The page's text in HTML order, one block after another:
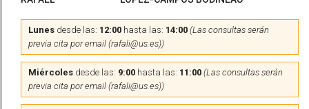
Lunes desde las: 12:00 hasta las: 14:00 (Las consultas serán
previa cita por email (rafali@us.es))
Miércoles desde las: 9:00 hasta las: 11:00 (Las consultas serán
previa cita por email (rafali@us.es))